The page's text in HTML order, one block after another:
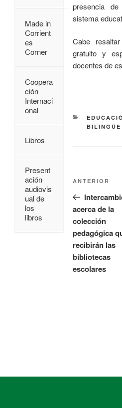
presencia
sistema
Cabe
gratuito y
docentes de
BILINGÜE
ANTERIOR
acerca de la
colección
pedagógica
recibirán las
bibliotecas
escolares
Made in
Corrient
es
Corner
Coopera
ción
Internaci
onal
Libros
Present
ación
audiovis
ual de
los
libros